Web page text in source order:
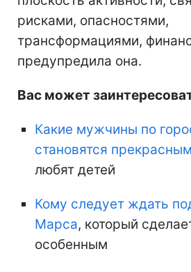
рисками, опасностями,
трансформациями,
предупредила она.
Вас может
Какие мужчины по
становятся
любят детей
Кому следует ждать
Марса, который
особенным